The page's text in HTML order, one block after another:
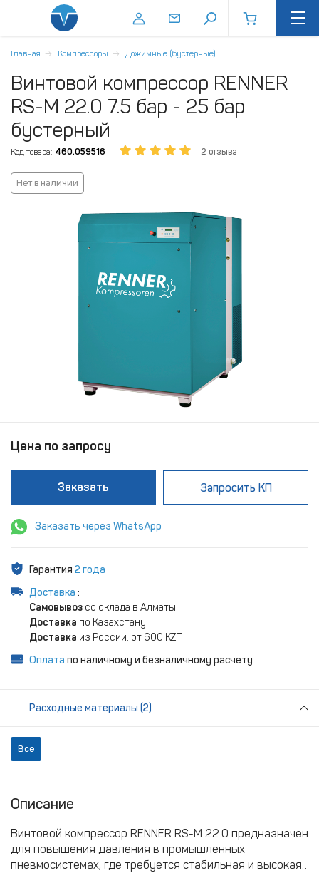
Главная Компрессоры Дожимные (бустерные)
Винтовой компрессор RENNER
RS-M 22.0 7.5 бар - 25 бар
бустерный
Код товара: 460.059516 2 отзыва
Нет в наличии
Цена по запросу
Заказать Запросить КП
Заказать через WhatsApp
Гарантия 2 года
Доставка :
Самовывоз со склада в Алматы
Доставка по Казахстану
Доставка из России: от 600 KZT
Оплата по наличному и безналичному расчету
Расходные материалы (2)
Все
Описание
Винтовой компрессор RENNER RS-M 22.0 предназначен
для повышения давления в промышленных
пневмосистемах, где требуется стабильная и высокая